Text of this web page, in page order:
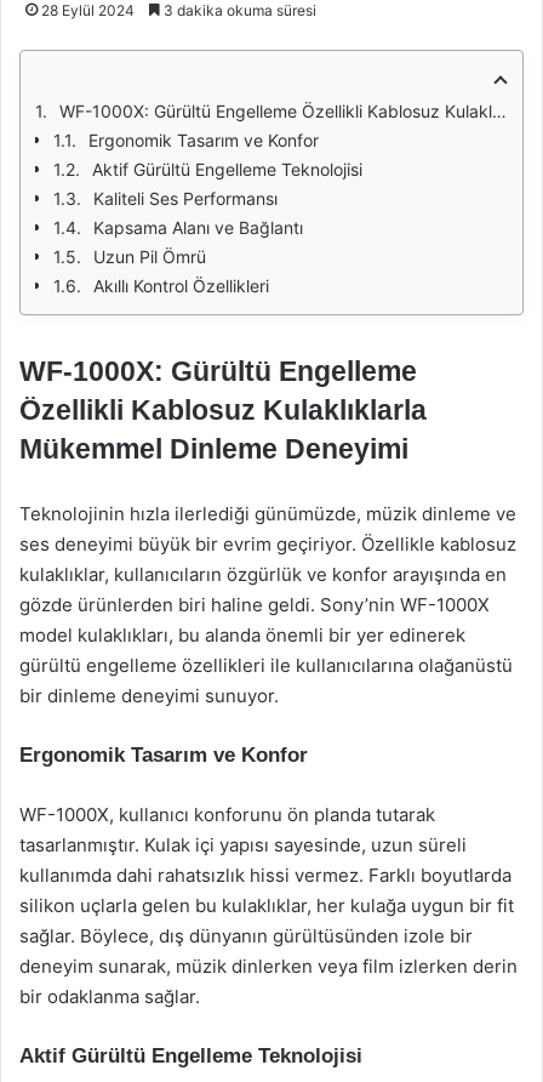
28 Eylül 2024 3 dakika okuma süresi
WF-1000X: Gürültü Engelleme Özellikli Kablosuz Kulaklıklarla Mükemmel Dinleme Deneyimi
Ergonomik Tasarım ve Konfor
Aktif Gürültü Engelleme Teknolojisi
Kaliteli Ses Performansı
Kapsama Alanı ve Bağlantı
Uzun Pil Ömrü
Akıllı Kontrol Özellikleri
WF-1000X: Gürültü Engelleme
Özellikli Kablosuz Kulaklıklarla
Mükemmel Dinleme Deneyimi
Teknolojinin hızla ilerlediği günümüzde, müzik dinleme ve
ses deneyimi büyük bir evrim geçiriyor. Özellikle kablosuz
kulaklıklar, kullanıcıların özgürlük ve konfor arayışında en
gözde ürünlerden biri haline geldi. Sony’nin WF-1000X
model kulaklıkları, bu alanda önemli bir yer edinerek
gürültü engelleme özellikleri ile kullanıcılarına olağanüstü
bir dinleme deneyimi sunuyor.
Ergonomik Tasarım ve Konfor
WF-1000X, kullanıcı konforunu ön planda tutarak
tasarlanmıştır. Kulak içi yapısı sayesinde, uzun süreli
kullanımda dahi rahatsızlık hissi vermez. Farklı boyutlarda
silikon uçlarla gelen bu kulaklıklar, her kulağa uygun bir fit
sağlar. Böylece, dış dünyanın gürültüsünden izole bir
deneyim sunarak, müzik dinlerken veya film izlerken derin
bir odaklanma sağlar.
Aktif Gürültü Engelleme Teknolojisi